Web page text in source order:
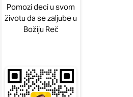
Pomozi deci u svom
životu da se zaljube u
Božiju Reč